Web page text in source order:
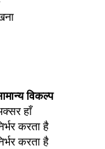
विकल्प
हाँ
करता है
करता है